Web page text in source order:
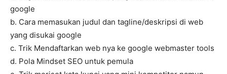
google
b. Cara memasukan judul dan tagline/deskripsi di web
yang disukai google
c. Trik Mendaftarkan web nya ke google webmaster tools
d. Pola Mindset SEO untuk pemula